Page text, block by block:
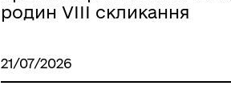
родин VІІІ скликання
21/07/2026